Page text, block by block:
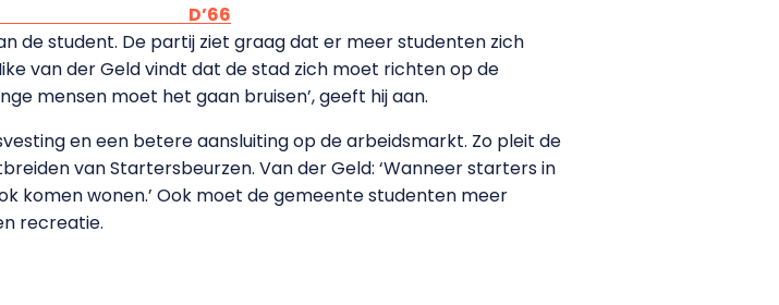
D’66
de student. De partij ziet graag dat er meer studenten zich
van der Geld vindt dat de stad zich moet richten op de
mensen moet het gaan bruisen’, geeft hij aan.
en een betere aansluiting op de arbeidsmarkt. Zo pleit de
van Startersbeurzen. Van der Geld: ‘Wanneer starters in
komen wonen.’ Ook moet de gemeente studenten meer
recreatie.